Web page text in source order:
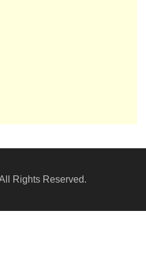
Rights Reserved.